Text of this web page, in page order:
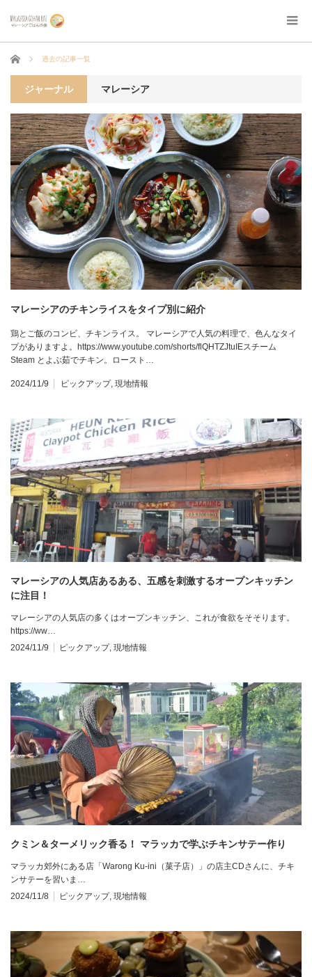
ホーム 過去の記事一覧
ジャーナル マレーシア
マレーシアのチキンライスをタイプ別に紹介
鶏とご飯のコンビ、チキンライス。 マレーシアで人気の料理で、色んなタイ
プがありますよ。https://www.youtube.com/shorts/flQHTZJtuIEスチーム
Steam とよぶ茹でチキン。ロースト…
2024/11/9 ピックアップ, 現地情報
マレーシアの人気店あるある、五感を刺激するオープンキッチン
に注目！
マレーシアの人気店の多くはオープンキッチン、これが食欲をそそります。
https://ww…
2024/11/9
ピックアップ, 現地情報
クミン＆ターメリック香る！ マラッカで学ぶチキンサテー作り
マラッカ郊外にある店「Warong Ku-ini（菓子店）」の店主CDさんに、チキ
ンサテーを習いま…
2024/11/8
ピックアップ, 現地情報